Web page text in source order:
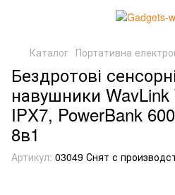
Каталог Портативна
Бездротові
навушники WavLink
IPX7, PowerBank
8в1
Артикул: 03049 Снят с